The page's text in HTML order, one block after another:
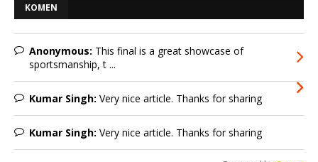
KOMEN
Anonymous: This final is a great showcase of
sportsmanship, t ...
Kumar Singh: Very nice article. Thanks for sharing
Kumar Singh: Very nice article. Thanks for sharing